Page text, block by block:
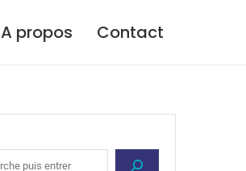
A propos Contact